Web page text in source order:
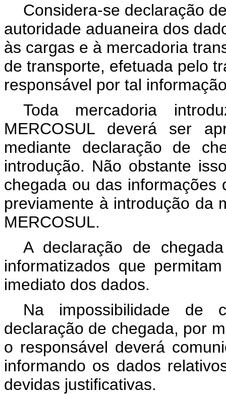
Considera-se declaração
autoridade aduaneira dos
às cargas e à mercadoria
de transporte, efetuada pelo
responsável por tal
Toda mercadoria
MERCOSUL deverá ser
mediante declaração de
introdução. Não obstante
chegada ou das
previamente à introdução da
MERCOSUL.
A declaração de
informatizados que
imediato dos dados.
Na impossibilidade de
declaração de chegada, por
o responsável deverá
informando os dados
devidas justificativas.